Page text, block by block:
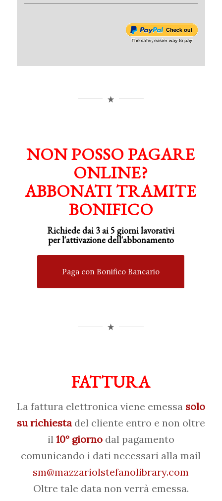
NON POSSO PAGARE
ONLINE?
ABBONATI TRAMITE
BONIFICO
Richiede dai 3 ai 5 giorni lavorativi
perl'attivazionedell'abbonamento
Paga con Bonifico Bancario
FATTURA
La fattura elettronica viene emessasolo
su richiestadel cliente entro e non oltre
il 10° giornodal pagamento
comunicando i dati necessari alla mail
sm@mazzariolstefanolibrary.com
Oltre tale data non verrà emessa.